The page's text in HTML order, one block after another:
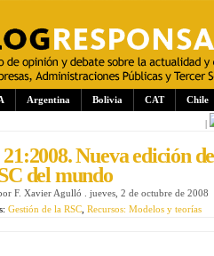
Argentina Bolivia CAT Chile
|
Nueva edición
del mundo
F. Xavier Agulló
jueves, 2 de octubre de 2008
Gestión de la RSC Recursos: Modelos y teorías